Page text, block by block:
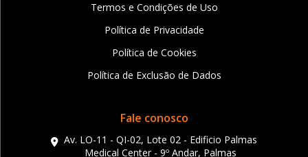
Termos e Condições de Uso
Política de Privacidade
Política de Cookies
Política de Exclusão de Dados
Fale conosco
Av. LO-11 - QI-02, Lote 02 - Edificio Palmas
Medical Center - 9º Andar, Palmas